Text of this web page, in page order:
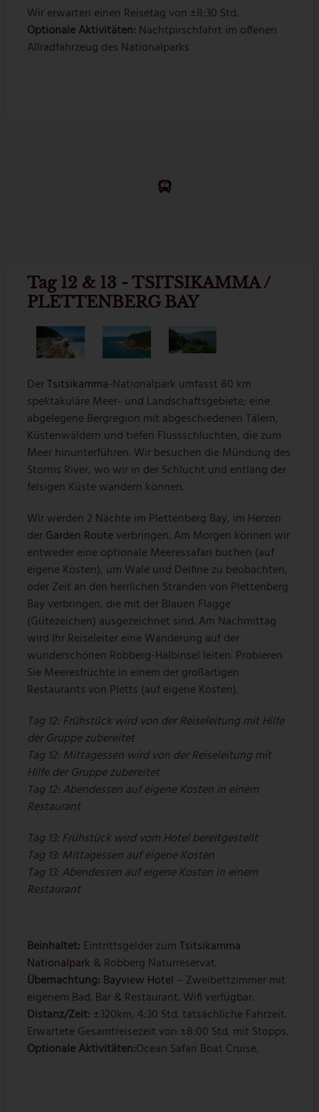
Wir erwarten einen Reisetag von ±8:30 Std.
Optionale Aktivitäten: Nachtpirschfahrt im offenen
Allradfahrzeug des Nationalparks
Tag 12 & 13 - TSITSIKAMMA /
PLETTENBERG BAY
DerTsitsikamma-Nationalpark umfasst 80 km
spektakuläre Meer- und Landschaftsgebiete; eine
abgelegene Bergregion mit abgeschiedenen Tälern,
Küstenwäldern und tiefen Flussschluchten, die zum
Meer hinunterführen. Wir besuchen die Mündung des
Storms River, wo wir in der Schlucht und entlang der
felsigen Küste wandern können.
Wir werden 2 Nächte im Plettenberg Bay, im Herzen
derGarden Routeverbringen. Am Morgen können wir
entweder eine optionale Meeressafari buchen (auf
eigene Kosten), um Wale und Delfine zu beobachten,
oder Zeit an den herrlichen Stränden von Plettenberg
Bay verbringen, die mit der Blauen Flagge
(Gütezeichen) ausgezeichnet sind. Am Nachmittag
wird Ihr Reiseleiter eine Wanderung auf der
wunderschönen Robberg-Halbinsel leiten. Probieren
Sie Meeresfrüchte in einem der großartigen
Restaurants von Pletts (auf eigene Kosten).
Tag 12: Frühstück wird von der Reiseleitung mit Hilfe
der Gruppe zubereitet
Tag 12: Mittagessen wird von der Reiseleitung mit
Hilfe der Gruppe zubereitet
Tag 12: Abendessen auf eigene Kosten in einem
Restaurant
Tag 13: Frühstück wird vom Hotel bereitgestellt
Tag 13: Mittagessen auf eigene Kosten
Tag 13: Abendessen auf eigene Kosten in einem
Restaurant
Beinhaltet: Eintrittsgelder zumTsitsikamma
Nationalpark & Robberg Naturreservat.
Übernachtung: Bayview Hotel – Zweibettzimmer mit
eigenem Bad. Bar & Restaurant. Wifi verfügbar.
Distanz/Zeit: ±320km, 4:30 Std. tatsächliche Fahrzeit.
Erwartete Gesamtreisezeit von ±8:00 Std. mit Stopps.
Optionale Aktivitäten:Ocean Safari Boat Cruise.